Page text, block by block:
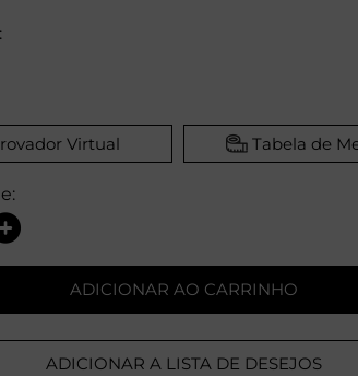
Virtual Tabela de
ADICIONAR AO CARRINHO
ADICIONAR A LISTA DE DESEJOS